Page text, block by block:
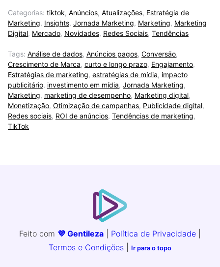
Categorias: tiktok, Anúncios, Atualizações, Estratégia de
Marketing, Insights, Jornada Marketing, Marketing, Marketing
Digital, Mercado, Novidades, Redes Sociais, Tendências
Tags: Análise de dados, Anúncios pagos, Conversão,
Crescimento de Marca, curto e longo prazo, Engajamento,
Estratégias de marketing, estratégias de mídia, impacto
publicitário, investimento em mídia, Jornada Marketing,
Marketing, marketing de desempenho, Marketing digital,
Monetização, Otimização de campanhas, Publicidade digital,
Redes sociais, ROI de anúncios, Tendências de marketing,
TikTok
Feito com 💜 Gentileza Política de Privacidade
Termos e Condições
Ir para o topo